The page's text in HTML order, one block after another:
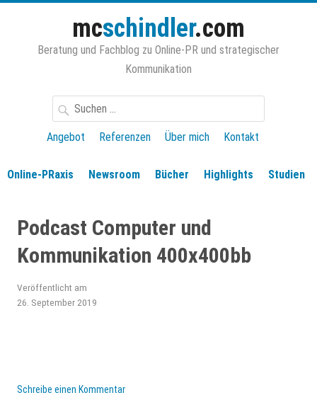
mcschindler.com
Beratung und Fachblog zu Online-PR und strategischer
Kommunikation
Suchen
nach:
Angebot
Referenzen Über mich Kontakt
Online-PRaxis Newsroom Bücher Highlights Studien
Podcast Computer und
Kommunikation 400x400bb
Veröffentlicht am
26. September 2019
Schreibe einen Kommentar